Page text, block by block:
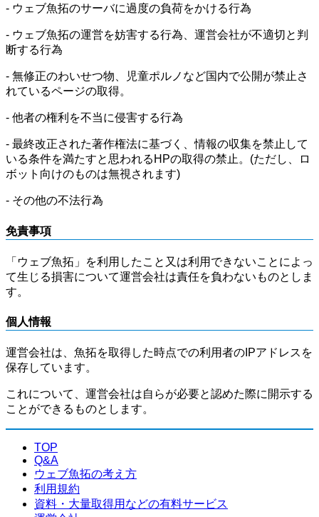
- ウェブ魚拓のサーバに過度の負荷をかける行為
- ウェブ魚拓の運営を妨害する行為、運営会社が不適切と判
断する行為
- 無修正のわいせつ物、児童ポルノなど国内で公開が禁止さ
れているページの取得。
- 他者の権利を不当に侵害する行為
- 最終改正された著作権法に基づく、情報の収集を禁止して
いる条件を満たすと思われるHPの取得の禁止。(ただし、ロ
ボット向けのものは無視されます)
- その他の不法行為
免責事項
「ウェブ魚拓」を利用したこと又は利用できないことによっ
て生じる損害について運営会社は責任を負わないものとしま
す。
個人情報
運営会社は、魚拓を取得した時点での利用者のIPアドレスを
保存しています。
これについて、運営会社は自らが必要と認めた際に開示する
ことができるものとします。
TOP
Q&A
ウェブ魚拓の考え方
利用規約
資料・大量取得用などの有料サービス